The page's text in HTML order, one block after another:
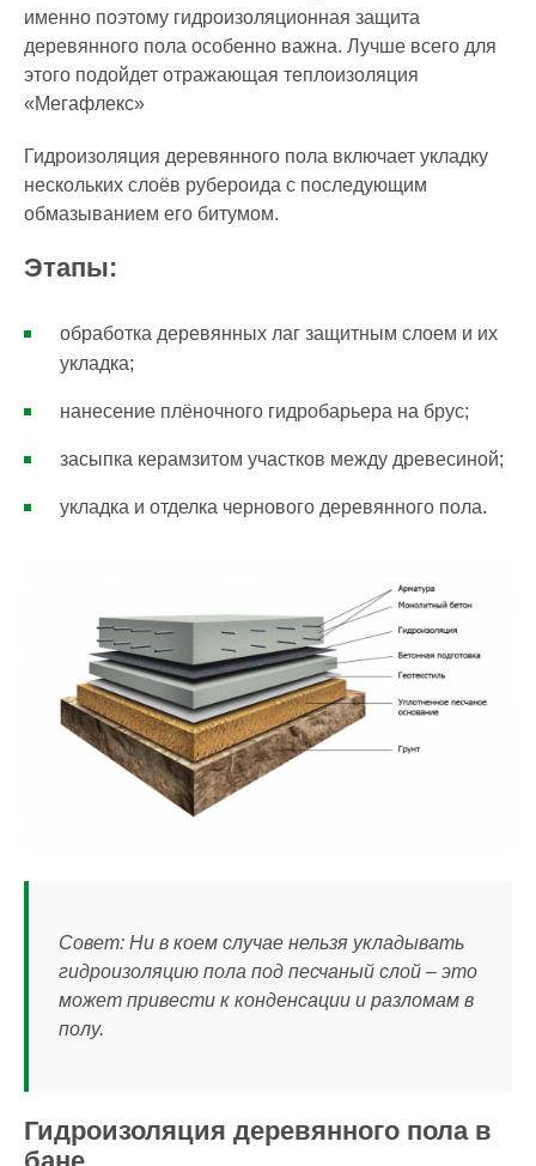
именно поэтому гидроизоляционная защита
деревянного пола особенно важна. Лучше всего для
этого подойдет отражающая теплоизоляция
«Мегафлекс»
Гидроизоляция деревянного пола включает укладку
нескольких слоёв рубероида с последующим
обмазыванием его битумом.
Этапы:
обработка деревянных лаг защитным слоем и их
укладка;
нанесение плёночного гидробарьера на брус;
засыпка керамзитом участков между древесиной;
укладка и отделка чернового деревянного пола.
Совет: Ни в коем случае нельзя укладывать
гидроизоляцию пола под песчаный слой – это
может привести к конденсации и разломам в
полу.
Гидроизоляция деревянного пола в